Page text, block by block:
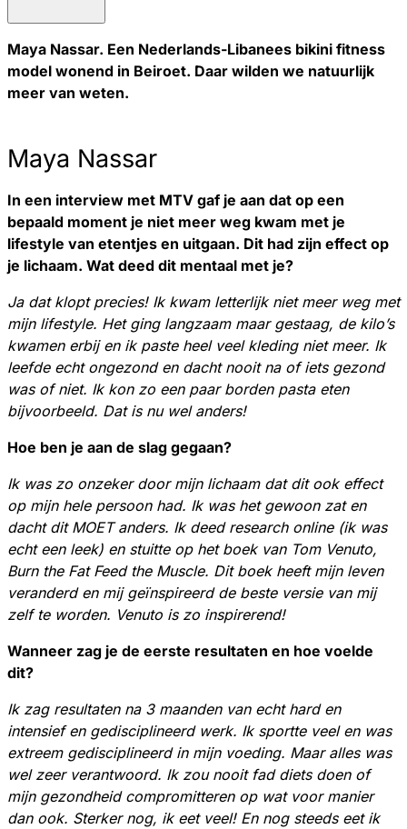
Maya Nassar. Een Nederlands-Libanees bikini fitness
model wonend in Beiroet. Daar wilden we natuurlijk
meer van weten.
Maya Nassar
In een interview met MTV gaf je aan dat op een
bepaald moment je niet meer weg kwam met je
lifestyle van etentjes en uitgaan. Dit had zijn effect op
je lichaam. Wat deed dit mentaal met je?
Ja dat klopt precies! Ik kwam letterlijk niet meer weg met
mijn lifestyle. Het ging langzaam maar gestaag, de kilo’s
kwamen erbij en ik paste heel veel kleding niet meer. Ik
leefde echt ongezond en dacht nooit na of iets gezond
was of niet. Ik kon zo een paar borden pasta eten
bijvoorbeeld. Dat is nu wel anders!
Hoe ben je aan de slag gegaan?
Ik was zo onzeker door mijn lichaam dat dit ook effect
op mijn hele persoon had. Ik was het gewoon zat en
dacht dit MOET anders. Ik deed research online (ik was
echt een leek) en stuitte op het boek van Tom Venuto,
Burn the Fat Feed the Muscle. Dit boek heeft mijn leven
veranderd en mij geïnspireerd de beste versie van mij
zelf te worden. Venuto is zo inspirerend!
Wanneer zag je de eerste resultaten en hoe voelde
dit?
Ik zag resultaten na 3 maanden van echt hard en
intensief en gedisciplineerd werk. Ik sportte veel en was
extreem gedisciplineerd in mijn voeding. Maar alles was
wel zeer verantwoord. Ik zou nooit fad diets doen of
mijn gezondheid compromitteren op wat voor manier
dan ook. Sterker nog, ik eet veel! En nog steeds eet ik